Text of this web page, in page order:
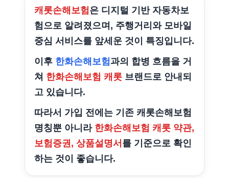
캐롯손해보험은 디지털 기반 자동차보
험으로 알려졌으며, 주행거리와 모바일
중심 서비스를 앞세운 것이 특징입니다.
이후 한화손해보험과의 합병 흐름을 거
쳐 한화손해보험 캐롯 브랜드로 안내되
고 있습니다.
따라서 가입 전에는 기존 캐롯손해보험
명칭뿐 아니라 한화손해보험 캐롯 약관,
보험증권, 상품설명서 를 기준으로 확인
하는 것이 좋습니다.